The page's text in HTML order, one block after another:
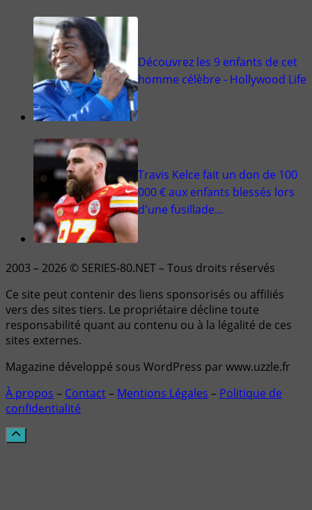
Découvrez les 9 enfants de cet
homme célèbre - Hollywood Life
Travis Kelce fait un don de 100
000 € aux enfants blessés lors
d'une fusillade…
2003 – 2026 © SERIES-80.NET – Tous droits réservés
Ce site peut contenir des liens sponsorisés ou affiliés
vers des sites tiers. Le propriétaire décline toute
responsabilité quant au contenu ou à la légalité de ces
sites externes.
Magazine développé sous WordPress par www.uzzle.fr
À propos – Contact– Mentions Légales – Politique de
confidentialité